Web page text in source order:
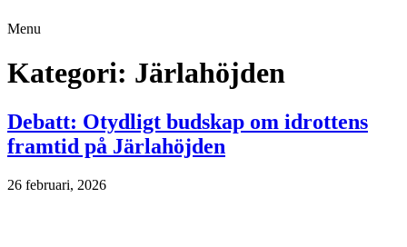
Menu
Kategori: Järlahöjden
Debatt: Otydligt budskap om idrottens
framtid på Järlahöjden
26 februari, 2026